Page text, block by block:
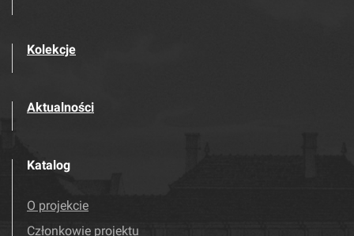
Kolekcje
Aktualności
Katalog
O projekcie
Członkowie projektu